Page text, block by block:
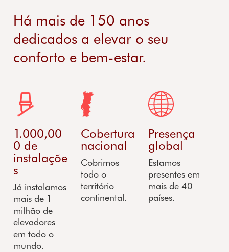
Há mais de 150 anos
dedicados a elevar o seu
conforto e bem-estar.
1.000,00
0 de
instalaçõe
s
Já instalamos
mais de 1
milhão de
elevadores
em todo o
mundo.
Cobertura
nacional
Cobrimos
todo o
território
continental.
Presença
global
Estamos
presentes em
mais de 40
países.